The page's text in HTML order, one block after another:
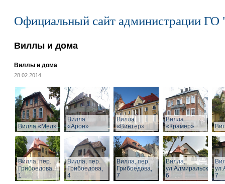
Официальный сайт администрации ГО
Виллы и дома
Виллы и дома
28.02.2014
Вилла «Мел»
Вилла
«Арон»
Вилла
«Винтер»
Вилла
«Крамер»
Вилла, пер.
Грибоедова,
1
Вилла, пер.
Грибоедова,
4
Вилла, пер.
Грибоедова,
7
Вилла,
ул.Адмиральская,
6
7